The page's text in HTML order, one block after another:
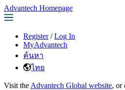
Advantech Homepage
Register / Log In
MyAdvantech
ค้นหา
ไทย
Visit the Advantech Global website, or